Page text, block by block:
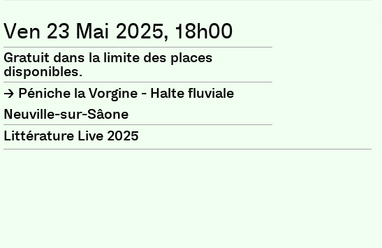
Ven 23 Mai 2025, 18h00
Gratuit dans la limite des places
disponibles.
Péniche la Vorgine - Halte fluviale
Neuville-sur-Sâone
Littérature Live 2025